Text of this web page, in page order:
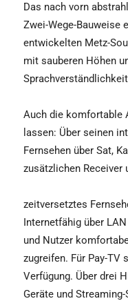
Das nach vorn
Zwei-Wege-Bauweise
entwickelten Metz-
mit sauberen Höhen
Auch die komfortable
lassen: Über seinen
Fernsehen über Sat,
zusätzlichen Receiver
zeitversetztes
Internetfähig über
und Nutzer
zugreifen. Für Pay-TV
Verfügung. Über drei
Geräte und